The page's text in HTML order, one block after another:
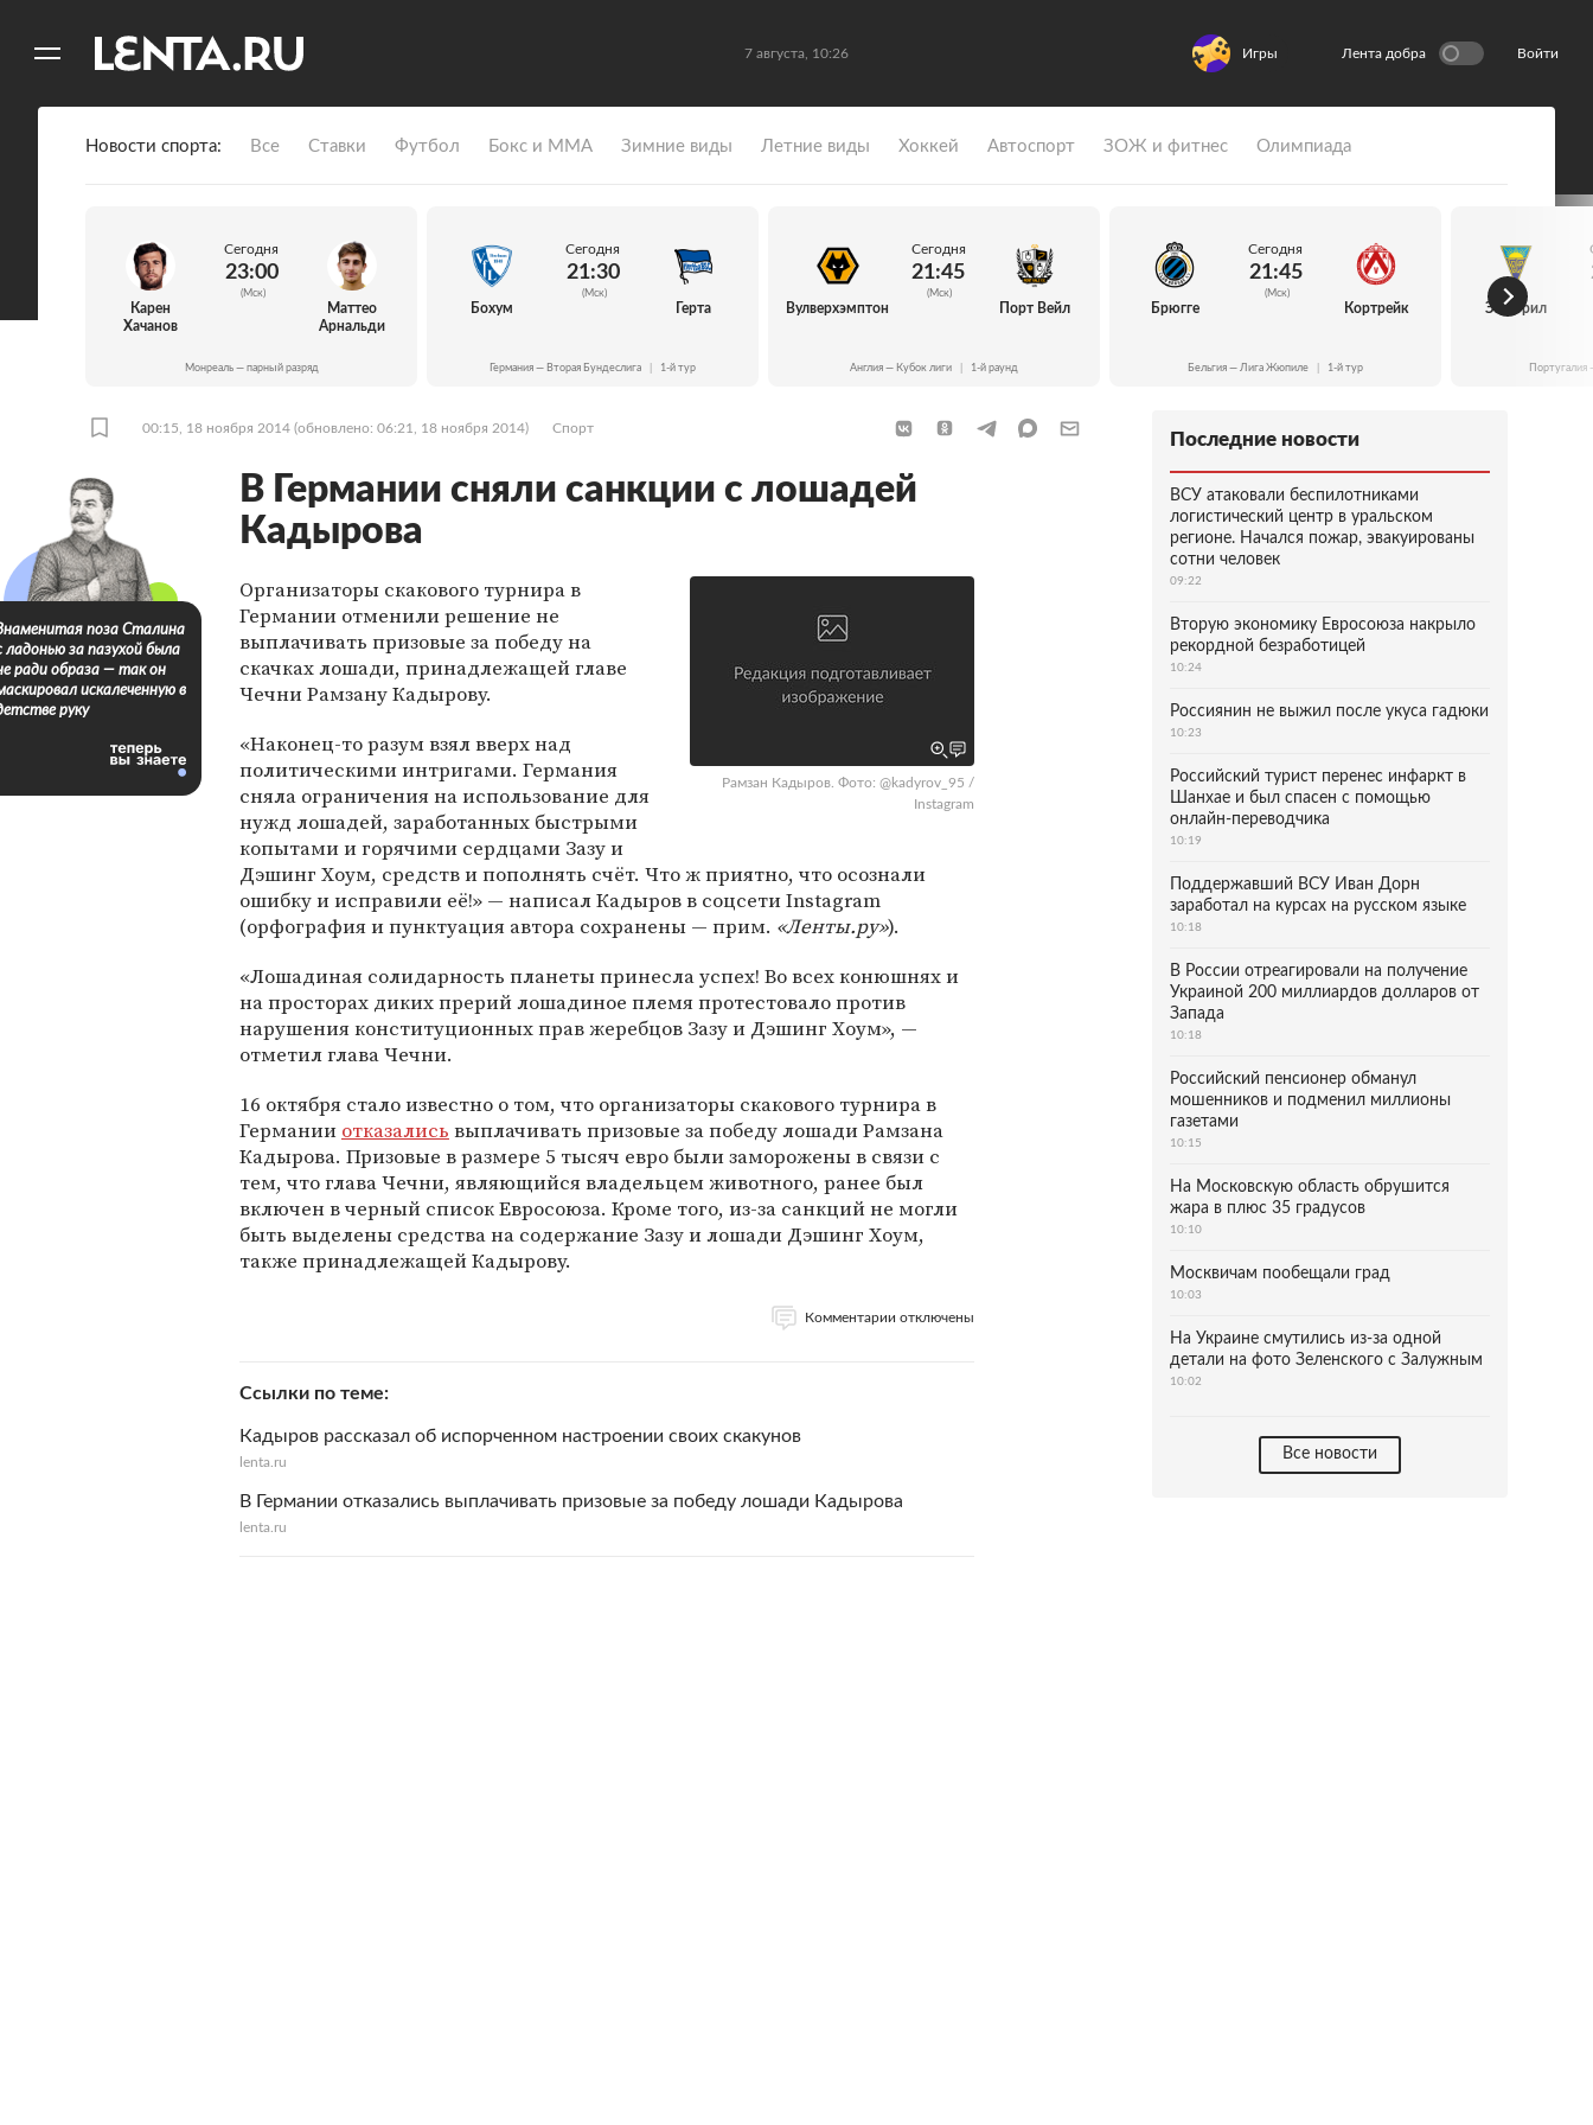
7 августа, 10:26 Игры Лента добра Войти
Новости спорта Все Ставки Футбол Бокс и ММА Зимние виды Летние виды Хоккей Автоспорт ЗОЖ и фитнес Олимпиада
Карен
Хачанов
Сегодня
23:00
(Мск)
Маттео
Арнальди
Монреаль — парный разряд
Бохум
Сегодня
21:30
(Мск)
Герта
Германия — Вторая Бундеслига 1-й тур
Вулверхэмптон
Сегодня
21:45
(Мск)
Порт Вейл
Англия — Кубок лиги 1-й раунд
Брюгге
Сегодня
21:45
(Мск)
Кортрейк
Бельгия — Лига Жюпиле 1-й тур
Эшторил
00:15, 18 ноября 2014 (обновлено: 06:21, 18 ноября 2014) Спорт
В Германии сняли санкции с лошадей
Кадырова
Рамзан Кадыров. Фото: @kadyrov_95 /
Instagram
Организаторы скакового турнира в
Германии отменили решение не
выплачивать призовые за победу на
скачках лошади, принадлежащей главе
Чечни Рамзану Кадырову.
«Наконец-то разум взял вверх над
политическими интригами. Германия
сняла ограничения на использование для
нужд лошадей, заработанных быстрыми
копытами и горячими сердцами Зазу и
Дэшинг Хоум, средств и пополнять счёт. Что ж приятно, что осознали
ошибку и исправили её!» — написал Кадыров в соцсети Instagram
(орфография и пунктуация автора сохранены — прим. «Ленты.ру»).
«Лошадиная солидарность планеты принесла успех! Во всех конюшнях и
на просторах диких прерий лошадиное племя протестовало против
нарушения конституционных прав жеребцов Зазу и Дэшинг Хоум», —
отметил глава Чечни.
16 октября стало известно о том, что организаторы скакового турнира в
Германии отказались выплачивать призовые за победу лошади Рамзана
Кадырова. Призовые в размере 5 тысяч евро были заморожены в связи с
тем, что глава Чечни, являющийся владельцем животного, ранее был
включен в черный список Евросоюза. Кроме того, из-за санкций не могли
быть выделены средства на содержание Зазу и лошади Дэшинг Хоум,
также принадлежащей Кадырову.
Комментарии отключены
Ссылки по теме
Кадыров рассказал об испорченном настроении своих скакунов
lenta.ru
В Германии отказались выплачивать призовые за победу лошади Кадырова
lenta.ru
поза Сталина
ладонью за пазухой была
ради образа — так он
искалеченную в
руку
Последние новости
ВСУ атаковали беспилотниками
логистический центр в уральском
регионе. Начался пожар, эвакуированы
сотни человек
09:22
Вторую экономику Евросоюза накрыло
рекордной безработицей
10:24
Россиянин не выжил после укуса гадюки
10:23
Российский турист перенес инфаркт в
Шанхае и был спасен с помощью
онлайн-переводчика
10:19
Поддержавший ВСУ Иван Дорн
заработал на курсах на русском языке
10:18
В России отреагировали на получение
Украиной 200 миллиардов долларов от
Запада
10:18
Российский пенсионер обманул
мошенников и подменил миллионы
газетами
10:15
На Московскую область обрушится
жара в плюс 35 градусов
10:10
Москвичам пообещали град
10:03
На Украине смутились из-за одной
детали на фото Зеленского с Залужным
10:02
Все новости